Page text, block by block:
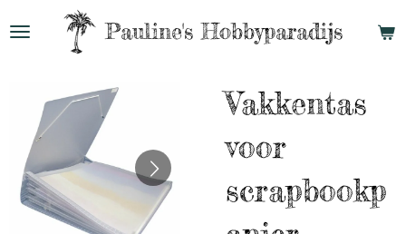
Ga
hoofdinhoud
Pauline'sHobbyparadijs
Vakkentas
voor
scrapbookp